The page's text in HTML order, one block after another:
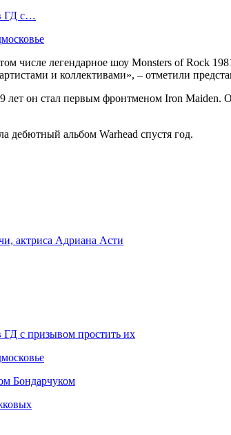
ГД с…
числе легендарное шоу Monsters of Rock
и коллективами», – отметили
лет он стал первым фронтменом Iron Maiden.
дебютный альбом Warhead спустя год.
актриса Адриана Асти
ГД с призывом простить их
Бондарчуком